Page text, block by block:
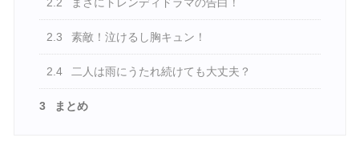
2.2 まさにトレンディドラマの告白！
2.3 素敵！泣けるし胸キュン！
2.4 二人は雨にうたれ続けても大丈夫？
3 まとめ